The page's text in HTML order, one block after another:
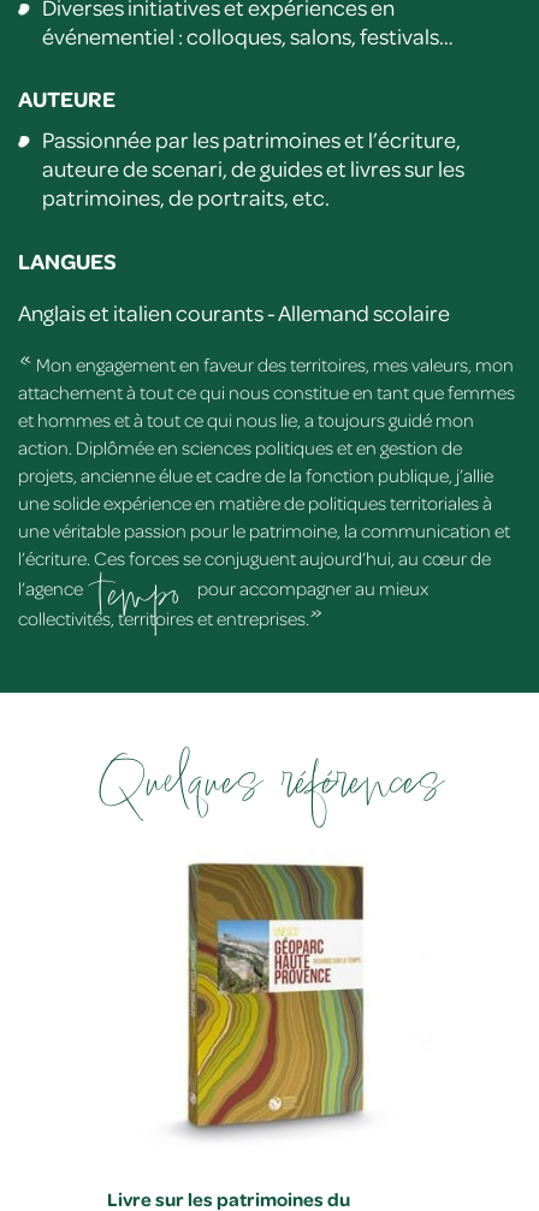
Diverses initiatives et expériences en
événementiel : colloques, salons, festivals…
AUTEURE
Passionnée par les patrimoines et l’écriture,
auteure de scenari, de guides et livres sur les
patrimoines, de portraits, etc.
LANGUES
Anglais et italien courants - Allemand scolaire
«Mon engagement en faveur des territoires, mes valeurs, mon
attachement à tout ce qui nous constitue en tant que femmes
et hommes et à tout ce qui nous lie, a toujours guidé mon
action. Diplômée en sciences politiques et en gestion de
projets, ancienne élue et cadre de la fonction publique, j’allie
une solide expérience en matière de politiques territoriales à
une véritable passion pour le patrimoine, la communication et
l’écriture. Ces forces se conjuguent aujourd’hui, au cœur de
l’agence
tempo
pour accompagner au mieux
collectivités, territoires et entreprises.»
Quelques références
Livre sur les patrimoines du